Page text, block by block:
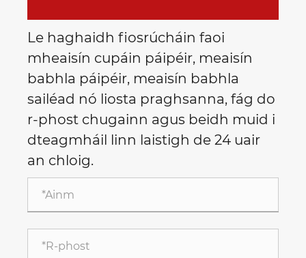
Le haghaidh fiosrúcháin faoi
mheaisín cupáin páipéir, meaisín
babhla páipéir, meaisín babhla
sailéad nó liosta praghsanna, fág do
r-phost chugainn agus beidh muid i
dteagmháil linn laistigh de 24 uair
an chloig.